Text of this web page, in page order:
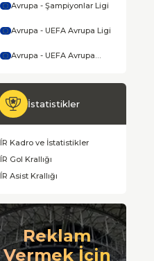
Avrupa - Şampiyonlar Ligi
Avrupa - UEFA Avrupa Ligi
Avrupa - UEFA Avrupa
İstatistikler
ÍR Kadro ve İstatistikler
ÍR Gol Krallığı
ÍR Asist Krallığı
Reklam
Vermek İçin